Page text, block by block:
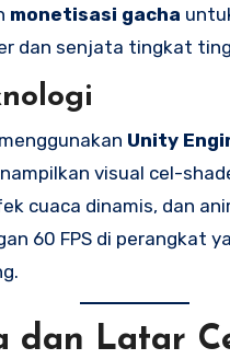
monetisasi gacha
dan senjata tingkat
Unity
visual cel-
cuaca dinamis, dan
60 FPS di perangkat
dan Latar